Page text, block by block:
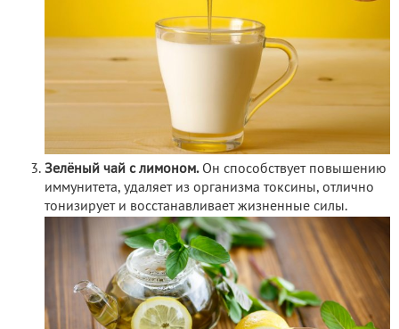
Зелёный чай с лимоном.Он способствует повышению
иммунитета, удаляет из организма токсины, отлично
тонизирует и восстанавливает жизненные силы.